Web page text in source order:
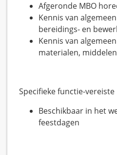
Afgeronde MBO
Kennis van
bereidings- en
Kennis van
materialen,
Specifieke functie-vereiste
Beschikbaar in het
feestdagen